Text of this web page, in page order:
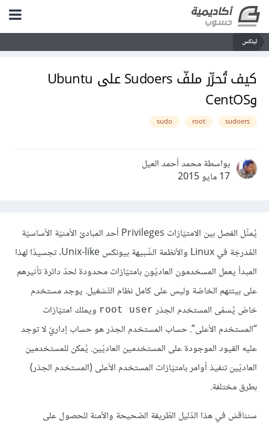
لينكس
كيف تُحرِّر ملفّ Sudoers على Ubuntu
وCentOS
sudoers
root
sudo
بواسطة محمد أحمد العيل
17 مايو 2015
يُمثِّل الفصل بين الامتيّازات Privileges أحد المبادئ الأمنيّة الأساسيّة
المُدرجَة في Linux والأنظمة الشّبيهة بيونكس Unix-like. تجسيدًا لهذا
المبدأ يعمل المسخدمون العاديّون بامتيّازات محدودة لحدّ دائرة تأثيرهم
على بيئتهم الخاصّة وليس على كامل نظام التّشغيل. يوجد مستخدم
خاصّ يُسمّى المستخدم الجذر root user ويملك امتيّازات
“المستخدم الأعلى”. حساب المستخدم الجذر هو حساب إداريّ لا توجد
عليه القيود الموجودة على المستخدمين العاديّين. يُمكن للمستخدمين
العاديّين تنفيذ أوامر بامتيّازات المستخدم الأعلى (المستخدم الجذر)
بطرق مختلفة.
سنناقش في هذا الدّليل الطّريقة الصّحيحة والآمنة للحصول على